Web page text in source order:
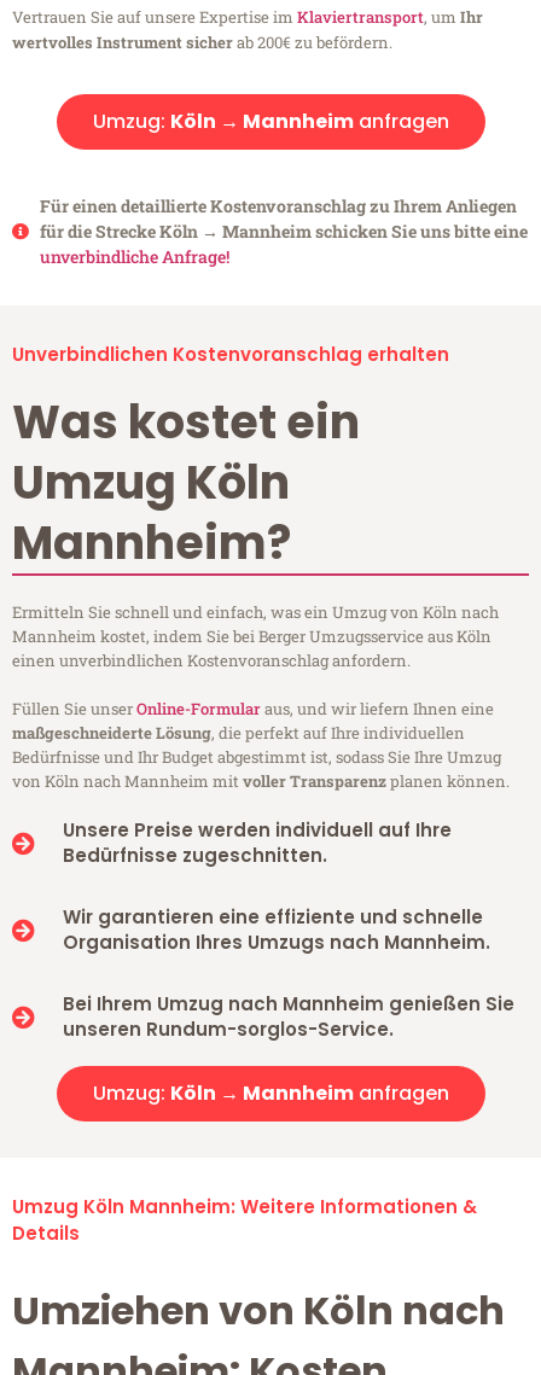
Vertrauen Sie auf unsere Expertise im Klaviertransport, um Ihr
wertvolles Instrument sicherab 200€ zu befördern.
Umzug: Köln → Mannheimanfragen
Für einen detaillierte Kostenvoranschlag zu Ihrem Anliegen
für die Strecke Köln → Mannheim schicken Sie uns bitte eine
unverbindliche Anfrage!
Unverbindlichen Kostenvoranschlag erhalten
Was kostet ein
Umzug Köln
Mannheim?
Ermitteln Sie schnell und einfach, was ein Umzug von Köln nach
Mannheim kostet, indem Sie bei Berger Umzugsservice aus Köln
einen unverbindlichen Kostenvoranschlag anfordern.
Füllen Sie unserOnline-Formularaus, und wir liefern Ihnen eine
maßgeschneiderte Lösung, die perfekt auf Ihre individuellen
Bedürfnisse und Ihr Budget abgestimmt ist, sodass Sie Ihre Umzug
von Köln nach Mannheim mitvoller Transparenzplanen können.
Unsere Preise werden individuell auf Ihre
Bedürfnisse zugeschnitten.
Wir garantieren eine effiziente und schnelle
Organisation Ihres Umzugs nach Mannheim.
Bei Ihrem Umzug nach Mannheim genießen Sie
unseren Rundum-sorglos-Service.
Umzug: Köln → Mannheimanfragen
Umzug Köln Mannheim: Weitere Informationen &
Details
Umziehen von Köln nach